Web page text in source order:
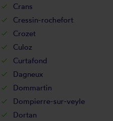
Crans
Cressin-rochefort
Crozet
Culoz
Curtafond
Dagneux
Dommartin
Dompierre-sur-veyle
Dortan